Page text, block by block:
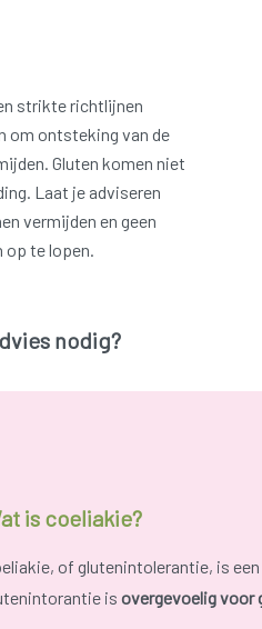
strikte richtlijnen
om ontsteking van de
Gluten komen niet
Laat je adviseren
vermijden en geen
te lopen.
nodig?
is coeliakie?
of glutenintolerantie, is
is overgevoelig voor